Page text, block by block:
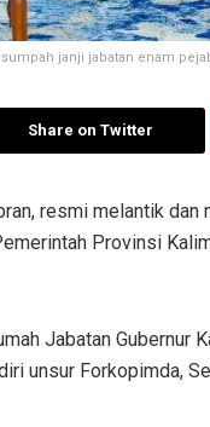
janji jabatan enam
Share on Twitter
resmi melantik dan
Provinsi
Jabatan Gubernur
unsur Forkopimda,